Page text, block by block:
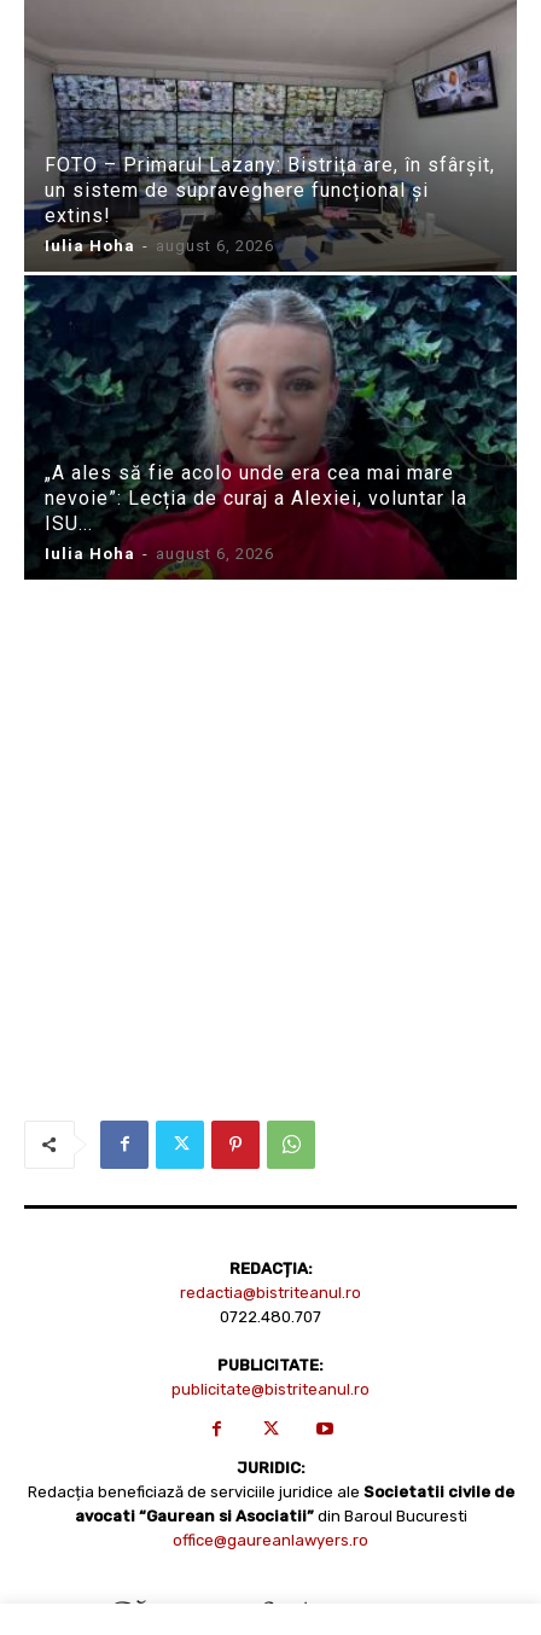
FOTO – Primarul Lazany: Bistrița are, în sfârșit,
un sistem de supraveghere funcțional și
extins!
Iulia Hoha - august 6, 2026
„A ales să fie acolo unde era cea mai mare
nevoie”: Lecția de curaj a Alexiei, voluntar la
ISU...
Iulia Hoha - august 6, 2026
REDACȚIA:
redactia@bistriteanul.ro
0722.480.707
PUBLICITATE:
publicitate@bistriteanul.ro
JURIDIC:
Redacția beneficiază de serviciile juridice ale Societatii civile de
avocati “Gaurean si Asociatii” din Baroul Bucuresti
office@gaureanlawyers.ro